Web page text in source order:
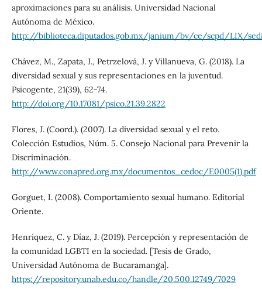
aproximaciones para su análisis. Universidad Nacional
Autónoma de México.
http://biblioteca.diputados.gob.mx/janium/bv/ce/scpd/LIX/
Chávez, M., Zapata, J., Petrzelová, J. y Villanueva, G. (2018). La
diversidad sexual y sus representaciones en la juventud.
Psicogente, 21(39), 62-74.
http://doi.org/10.17081/psico.21.39.2822
Flores, J. (Coord.). (2007). La diversidad sexual y el reto.
Colección Estudios, Núm. 5. Consejo Nacional para Prevenir la
Discriminación.
http://www.conapred.org.mx/documentos_cedoc/E0005(1).pdf
Gorguet, I. (2008). Comportamiento sexual humano. Editorial
Oriente.
Henríquez, C. y Díaz, J. (2019). Percepción y representación de
la comunidad LGBTI en la sociedad. [Tesis de Grado,
Universidad Autónoma de Bucaramanga].
https://repository.unab.edu.co/handle/20.500.12749/7029